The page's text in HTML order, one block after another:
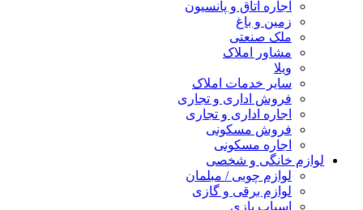
اجاره اتاق و پانسیون
زمین و باغ
ملک صنعتی
مشاور املاک
ویلا
سایر خدمات املاک
فروش اداری و تجاری
اجاره اداری و تجاری
فروش مسکونی
اجاره مسکونی
لوازم خانگی و شخصی
لوازم چوبی / مبلمان
لوازم برقی و گازی
اسباب بازی